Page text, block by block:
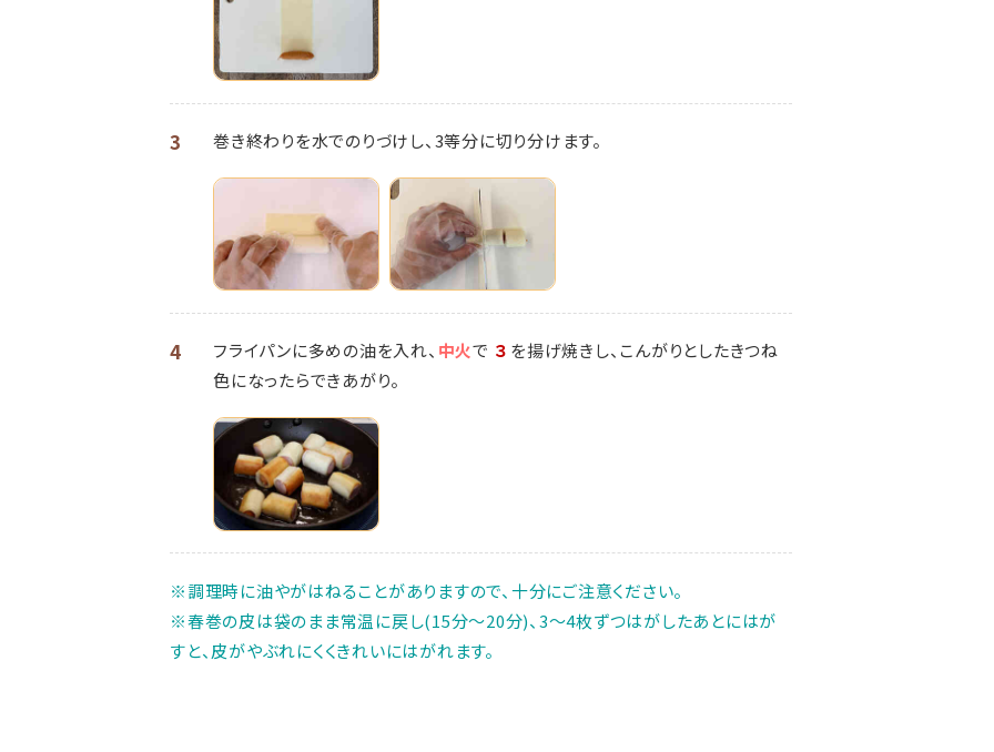
3 巻き終わりを水でのりづけし、3等分に切り分けます。
4 フライパンに多めの油を入れ、 中火で ３ を揚げ焼きし、こんがりとしたきつね
色になったらできあがり。
※調理時に油やがはねることがありますので、十分にご注意ください。
※春巻の皮は袋のまま常温に戻し(15分～20分)、3～4枚ずつはがしたあとにはが
すと、皮がやぶれにくくきれいにはがれます。